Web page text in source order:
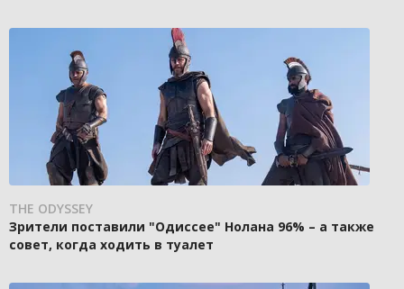
THE ODYSSEY
Зрители поставили "Одиссее" Нолана 96% – а также
совет, когда ходить в туалет